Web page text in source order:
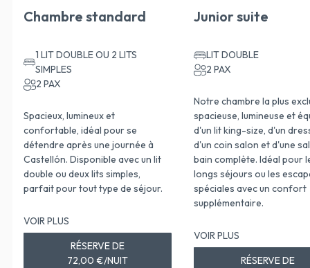
Chambre standard
1 LIT DOUBLE OU 2 LITS
SIMPLES
2 PAX
Spacieux, lumineux et
confortable, idéal pour se
détendre après une journée à
Castellón. Disponible avec un lit
double ou deux lits simples,
parfait pour tout type de séjour.
VOIR PLUS
RÉSERVE DE
72,00 €/NUIT
Junior suite
LIT DOUBLE
2 PAX
Notre chambre la plus
spacieuse, lumineuse et
d'un lit king-size, d'un
d'un coin salon et d'une
bain complète. Idéal pour
longs séjours ou les
spéciales avec un confort
supplémentaire.
VOIR PLUS
RÉSERVE DE